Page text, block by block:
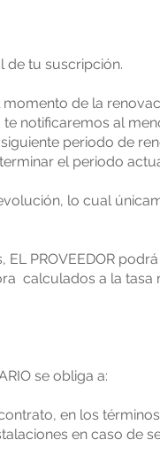
de tu suscripción.
de la
notificaremos al
periodo de
el periodo
lo cual
PROVEEDOR
calculados a la
se obliga a:
en los
en caso de